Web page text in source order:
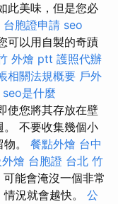
此美味，但是您必
台胞證申請 seo
可以用自製的奇蹟
外燴 ptt 護照代辦
相關法規概要 戶外
seo是什麼
使您將其存放在壁
。 不要收集幾個小
。 餐點外燴 台中
燴 台胞證 台北 竹
能會淹沒一個非常
況就會越快。 公